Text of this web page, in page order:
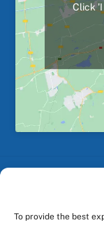
To provide the best
Click 'I